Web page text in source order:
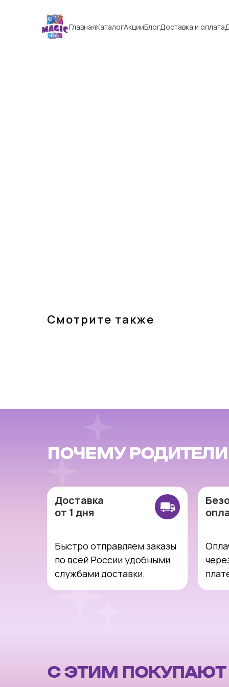
ГлавнаяКаталогАкцииБлогДоставка и оплата
Смотрите также
Доставка
от 1 дня
Быстро отправляем заказы
по всей России удобными
службами доставки.
ПОЧЕМУ
С ЭТИМ ПОКУПАЮТ